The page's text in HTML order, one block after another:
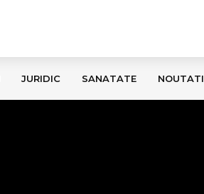
JURIDIC SANATATE NOUTATI